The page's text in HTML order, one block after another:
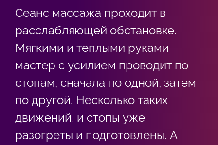
Сеанс массажа проходит в
расслабляющей обстановке.
Мягкими и теплыми руками
мастер с усилием проводит по
стопам, сначала по одной, затем
по другой. Несколько таких
движений, и стопы уже
разогреты и подготовлены. А